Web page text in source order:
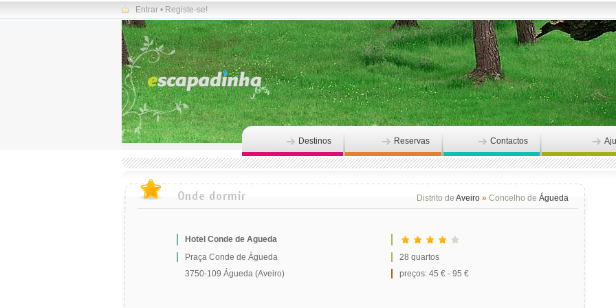
Entrar • Registe-se!
Destinos Reservas Contactos
Distrito de Aveiro » Concelho de Águeda
Hotel Conde de Agueda
Praça Conde de Águeda
28 quartos
3750-109 Águeda (Aveiro)
preços: 45 € - 95 €